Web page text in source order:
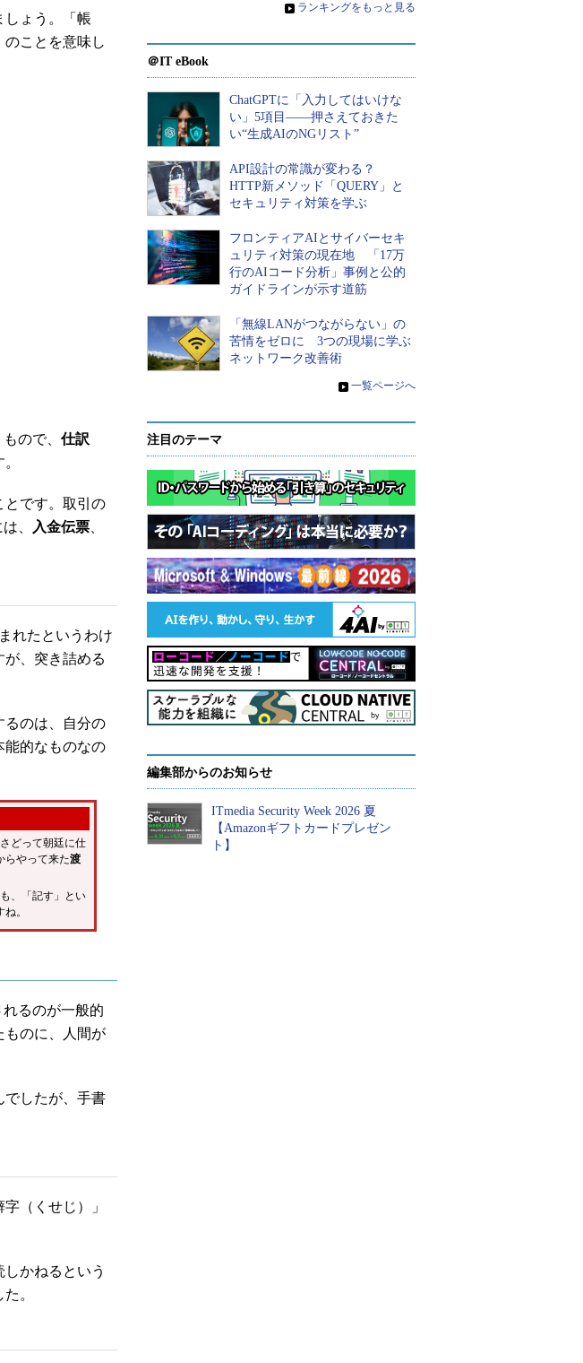
ょう。「帳
のことを意味し
ので、 仕訳
です。取引の
、 入金伝票
れたというわけ
、突き詰める
のは、自分の
能的なものなの
どって朝廷に仕
らやって来た渡
、「記す」とい
。
れるのが一般的
ものに、人間が
したが、手書
（くせじ）」
かねるという
。
» ランキングをもっと見る
＠IT eBook
ChatGPTに「入力してはいけな
い」5項目――押さえておきた
い“生成AIのNGリスト”
API設計の常識が変わる？
HTTP新メソッド「QUERY」と
セキュリティ対策を学ぶ
フロンティアAIとサイバーセキ
ュリティ対策の現在地 「17万
行のAIコード分析」事例と公的
ガイドラインが示す道筋
「無線LANがつながらない」の
苦情をゼロに 3つの現場に学ぶ
ネットワーク改善術
» 一覧ページへ
注目のテーマ
編集部からのお知らせ
ITmedia Security Week 2026 夏
【Amazonギフトカードプレゼン
ト】